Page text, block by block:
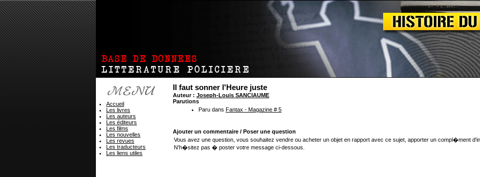
Il faut sonner l'Heure juste
Auteur : Joseph-Louis SANCIAUME
Parutions
Paru dans Fantax - Magazine # 5
Ajouter un commentaire / Poser une question
Vous avez une question, vous souhaitez vendre ou acheter un objet en rapport avec ce sujet, apporter un compl�ment
N'h�sitez pas � poster votre message ci-dessous.
Accueil
Les livres
Les auteurs
Les éditeurs
Les films
Les nouvelles
Les revues
Les traducteurs
Les liens utiles